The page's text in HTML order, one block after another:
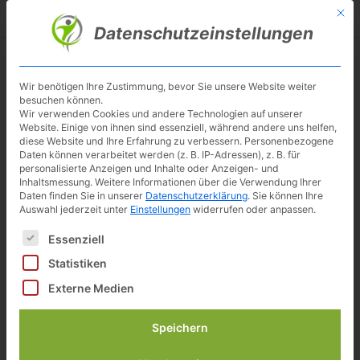
Skip
Besuche meinen Youtube-Kanal ▶︎
SportPlus Ergometer SP-SRP-
3000
Preisvergleich
328,70 €
289,99 €
inkl. 19% gesetzlicher MwSt.
Zuletzt aktualisiert am: 8. August 2026 04:54
Mit
Datenschutzeinstellungen
Wir benötigen Ihre Zustimmung, bevor Sie unsere Website weiter
besuchen können.
Wir verwenden Cookies und andere Technologien auf unserer
Website. Einige von ihnen sind essenziell, während andere uns helfen,
diese Website und Ihre Erfahrung zu verbessern. Personenbezogene
Daten können verarbeitet werden (z. B. IP-Adressen), z. B. für
personalisierte Anzeigen und Inhalte oder Anzeigen- und
Inhaltsmessung. Weitere Informationen über die Verwendung Ihrer
Daten finden Sie in unserer Datenschutzerklärung. Sie können Ihre
Auswahl jederzeit unter Einstellungen widerrufen oder anpassen.
Es folgt eine Liste der Service-Gruppen, für die eine
Essenziell
Statistiken
Externe Medien
Speichern